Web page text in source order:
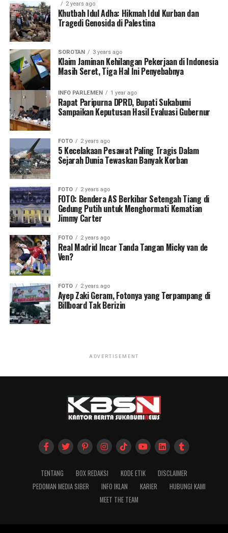
2 years ago
Khutbah Idul Adha: Hikmah Idul Kurban dan
Tragedi Genosida di Palestina
SOROTAN 3 years ago
Klaim Jaminan Kehilangan Pekerjaan di Indonesia
Masih Seret, Tiga Hal Ini Penyebabnya
INFO PARLEMEN 1 year ago
Rapat Paripurna DPRD, Bupati Sukabumi
Sampaikan Keputusan Hasil Evaluasi Gubernur
FOTO 2 years ago
5 Kecelakaan Pesawat Paling Tragis Dalam
Sejarah Dunia Tewaskan Banyak Korban
FOTO 2 years ago
FOTO: Bendera AS Berkibar Setengah Tiang di
Gedung Putih untuk Menghormati Kematian
Jimmy Carter
FOTO 2 years ago
Real Madrid Incar Tanda Tangan Micky van de
Ven?
FOTO 2 years ago
Ayep Zaki Geram, Fotonya yang Terpampang di
Billboard Tak Berizin
ADVERTISEMENT
TENTANG BOX REDAKSI KODE ETIK
DISCLAIMER
PEDOMAN MEDIA SIBER
INFO IKLAN KARIER
HUBUNGI KAMI
MEET THE TEAM